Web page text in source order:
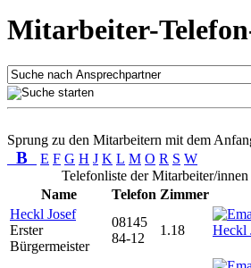
Mitarbeiter-
Sprung zu den Mitarbeitern mit dem
B E F G H J K L M O R S W
Telefonliste der Mitarbeiter/
Name
Telefon Zimmer
Heckl Josef
Erster
Bürgermeister
08145
84-12
1.18